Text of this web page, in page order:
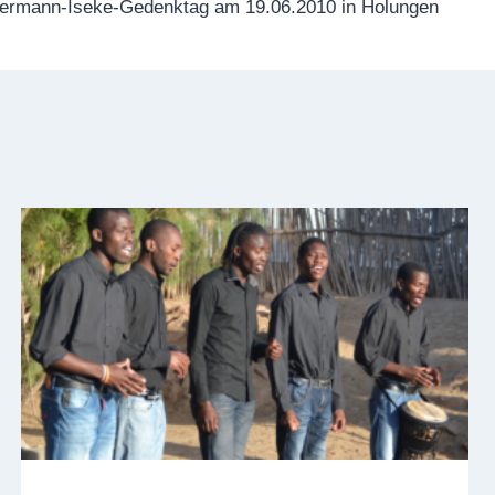
Iseke-Gedenktag am 19.06.2010 in Holungen